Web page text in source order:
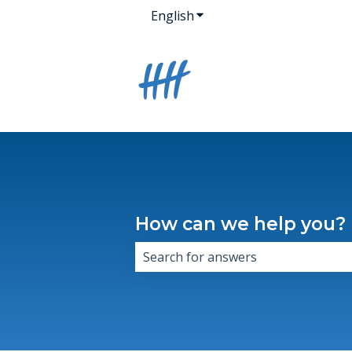
EnglishShow submenu for
How can we help you?